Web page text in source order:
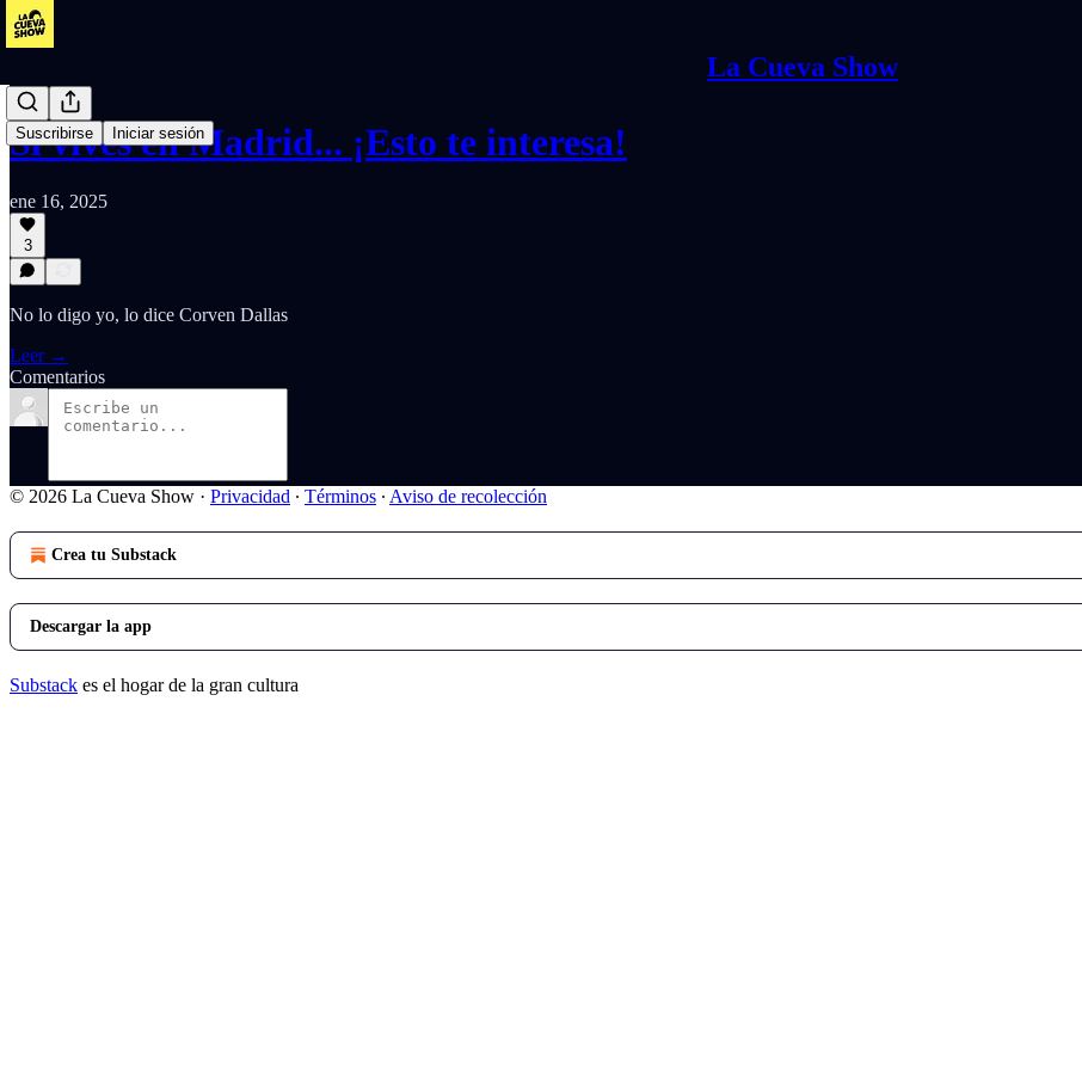
La Cueva Show
Suscribirse Iniciar sesión
Si vives en Madrid... ¡Esto te interesa!
ene 16, 2025
3
No lo digo yo, lo dice Corven Dallas
Leer →
Comentarios
© 2026 La Cueva Show · Privacidad ∙ Términos ∙ Aviso de recolección
Crea tu Substack
Descargar la app
Substack es el hogar de la gran cultura